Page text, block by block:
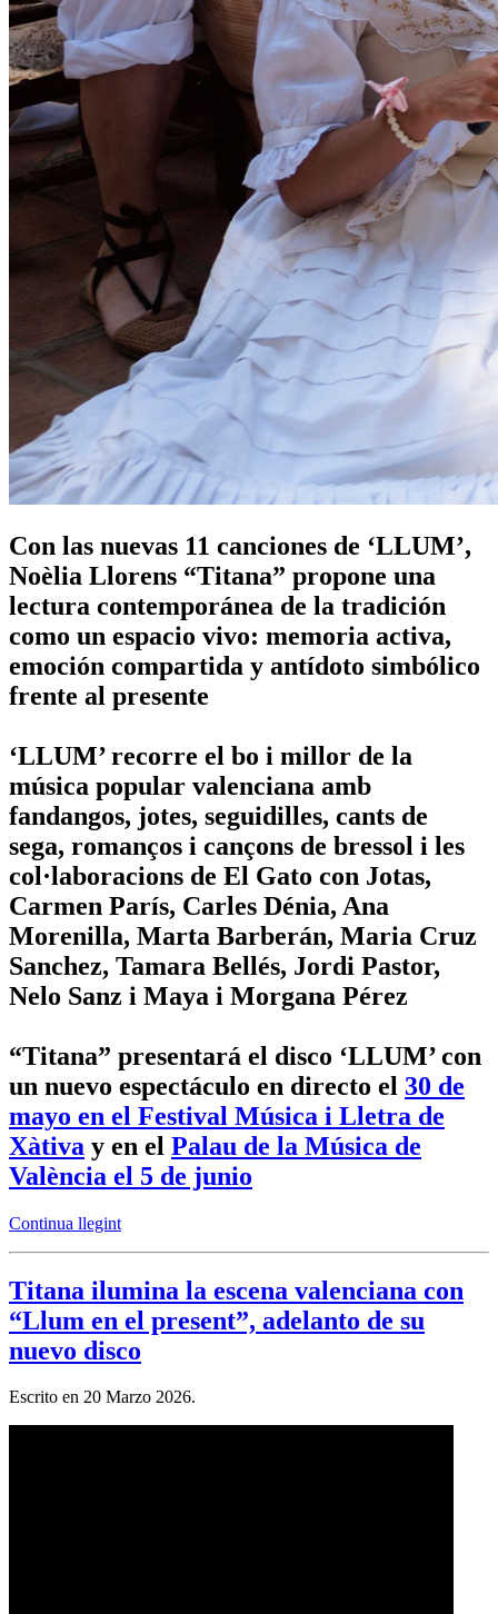
Con las nuevas 11 canciones de ‘LLUM’,
Noèlia Llorens “Titana” propone una
lectura contemporánea de la tradición
como un espacio vivo: memoria activa,
emoción compartida y antídoto simbólico
frente al presente
‘LLUM’ recorre el bo i millor de la
música popular valenciana amb
fandangos, jotes, seguidilles, cants de
sega, romanços i cançons de bressol i les
col·laboracions de El Gato con Jotas,
Carmen París, Carles Dénia, Ana
Morenilla, Marta Barberán, Maria Cruz
Sanchez, Tamara Bellés, Jordi Pastor,
Nelo Sanz i Maya i Morgana Pérez
“Titana” presentará el disco ‘LLUM’ con
un nuevo espectáculo en directo el 30 de
mayo en el Festival Música i Lletra de
Xàtiva y en el Palau de la Música de
València el 5 de junio
Continua llegint
Titana ilumina la escena valenciana con
“Llum en el present”, adelanto de su
nuevo disco
Escrito en 20 Marzo 2026.